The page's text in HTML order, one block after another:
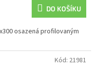
DO KOŠÍKU
osazená profilovaným
Kód: 21981